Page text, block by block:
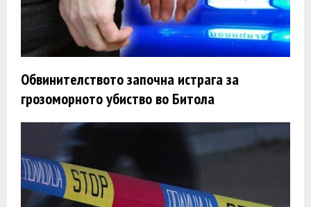
Обвинителството започна истрага за
грозоморното убиство во Битола